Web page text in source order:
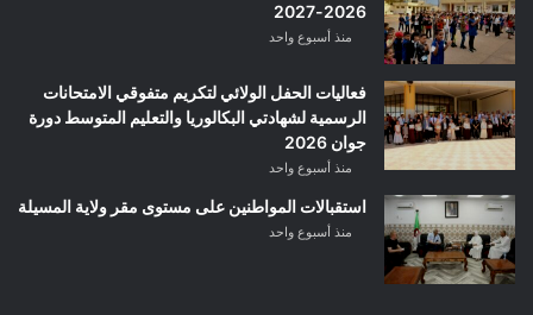
2026-2027
منذ أسبوع واحد
فعاليات الحفل الولائي لتكريم متفوقي الامتحانات
الرسمية لشهادتي البكالوريا والتعليم المتوسط دورة
جوان 2026
منذ أسبوع واحد
استقبالات المواطنين على مستوى مقر ولاية المسيلة
منذ أسبوع واحد